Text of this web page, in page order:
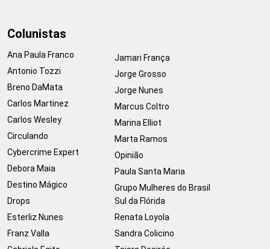
Colunistas
Ana Paula Franco
Antonio Tozzi
Breno DaMata
Carlos Martinez
Carlos Wesley
Circulando
Cybercrime Expert
Debora Maia
Destino Mágico
Drops
Esterliz Nunes
Franz Valla
Jamari França
Jorge Grosso
Jorge Nunes
Marcus Coltro
Marina Elliot
Marta Ramos
Opinião
Paula Santa Maria
Grupo Mulheres do Brasil
Sul da Flórida
Renata Loyola
Sandra Colicino